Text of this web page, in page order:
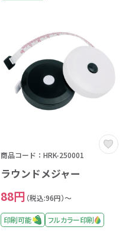
商品コード：HRK-250001
ラウンドメジャー
88円 （税込:96円）～
印刷可能 フルカラー印刷